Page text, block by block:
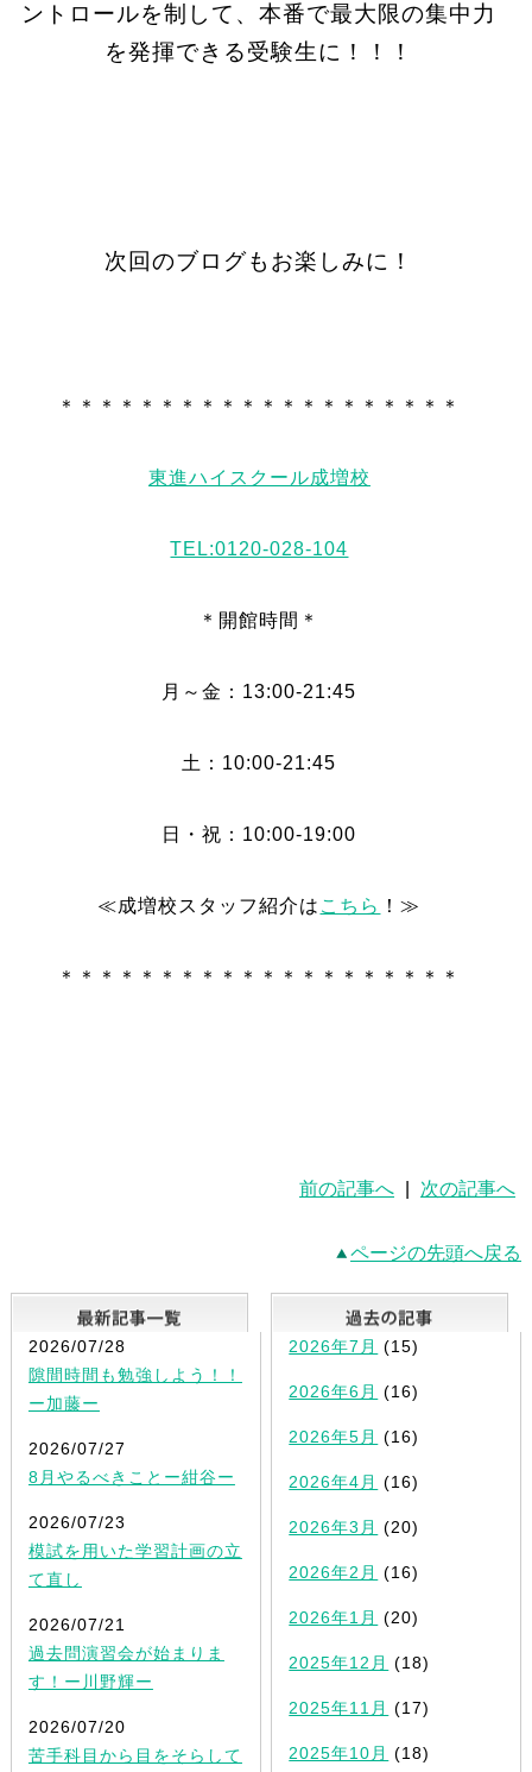
ントロールを制して、本番で最大限の集中力
を発揮できる受験生に！！！
次回のブログもお楽しみに！
＊＊＊＊＊＊＊＊＊＊＊＊＊＊＊＊＊＊＊＊
東進ハイスクール成増校
TEL:0120-028-104
＊開館時間＊
月～金：13:00-21:45
土：10:00-21:45
日・祝：10:00-19:00
≪成増校スタッフ紹介は こちら ！≫
＊＊＊＊＊＊＊＊＊＊＊＊＊＊＊＊＊＊＊＊
前の記事へ 次の記事へ
ページの先頭へ戻る
最新記事一覧
2026/07/28
隙間時間も勉強しよう！！
ー加藤ー
2026/07/27
8月やるべきことー紺谷ー
2026/07/23
模試を用いた学習計画の立
て直し
2026/07/21
過去問演習会が始まりま
す！ー川野輝ー
2026/07/20
苦手科目から目をそらして
2026年7月 (15)
2026年6月 (16)
2026年5月 (16)
2026年4月 (16)
2026年3月 (20)
2026年2月 (16)
2026年1月 (20)
2025年12月 (18)
2025年11月 (17)
2025年10月 (18)